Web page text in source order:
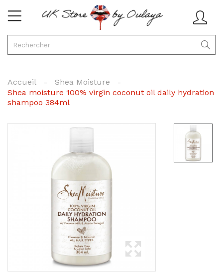
Accueil
Shea Moisture
Shea moisture 100% virgin coconut oil daily hydration
shampoo 384ml